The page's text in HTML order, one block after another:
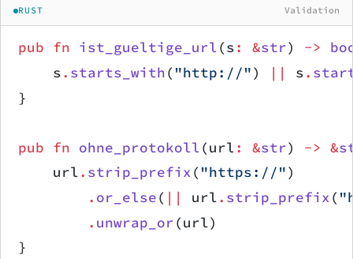
RUST Validation
pub fn ist_gueltige_url(s: &str) ->
    s
. starts_with( "http://") || s.
}
pub fn ohne_protokoll(url: &str) -> &
    url
. strip_prefix( "https://")
        .
or_else( || url. strip_prefix(
        .
unwrap_or(url)
}